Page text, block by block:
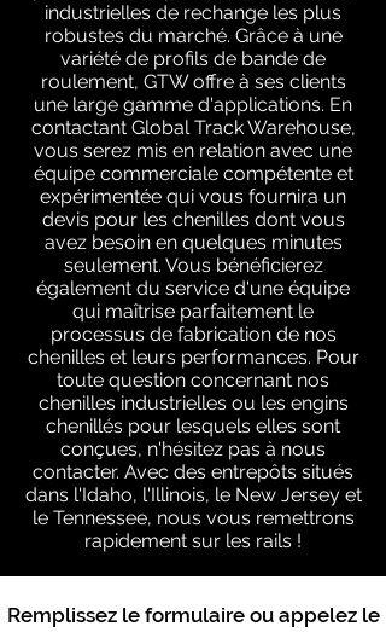
industrielles de rechange les plus
robustes du marché. Grâce à une
variété de profils de bande de
roulement, GTW offre à ses clients
une large gamme d'applications. En
contactant Global Track Warehouse,
vous serez mis en relation avec une
équipe commerciale compétente et
expérimentée qui vous fournira un
devis pour les chenilles dont vous
avez besoin en quelques minutes
seulement. Vous bénéficierez
également du service d'une équipe
qui maîtrise parfaitement le
processus de fabrication de nos
chenilles et leurs performances. Pour
toute question concernant nos
chenilles industrielles ou les engins
chenillés pour lesquels elles sont
conçues, n'hésitez pas à nous
contacter. Avec des entrepôts situés
dans l'Idaho, l'Illinois, le New Jersey et
le Tennessee, nous vous remettrons
rapidement sur les rails !
Remplissez le formulaire ou appelez le